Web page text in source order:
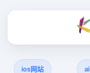
ios网站 ai